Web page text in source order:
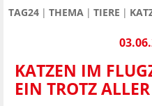
TAG24 THEMA TIERE
KATZEN IM
EIN TROTZ